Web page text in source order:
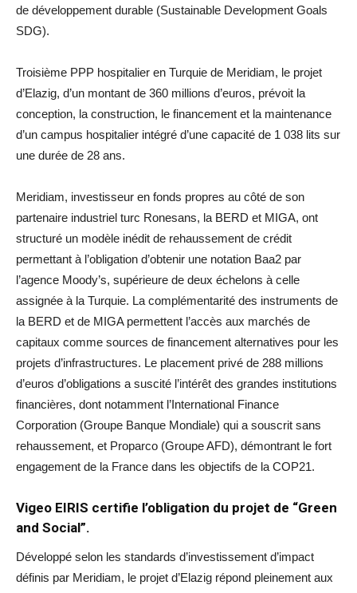
de développement durable (Sustainable Development Goals
SDG).
Troisième PPP hospitalier en Turquie de Meridiam, le projet
d’Elazig, d’un montant de 360 millions d’euros, prévoit la
conception, la construction, le financement et la maintenance
d’un campus hospitalier intégré d’une capacité de 1 038 lits sur
une durée de 28 ans.
Meridiam, investisseur en fonds propres au côté de son
partenaire industriel turc Ronesans, la BERD et MIGA, ont
structuré un modèle inédit de rehaussement de crédit
permettant à l’obligation d’obtenir une notation Baa2 par
l’agence Moody’s, supérieure de deux échelons à celle
assignée à la Turquie. La complémentarité des instruments de
la BERD et de MIGA permettent l’accès aux marchés de
capitaux comme sources de financement alternatives pour les
projets d’infrastructures. Le placement privé de 288 millions
d’euros d’obligations a suscité l’intérêt des grandes institutions
financières, dont notamment l’International Finance
Corporation (Groupe Banque Mondiale) qui a souscrit sans
rehaussement, et Proparco (Groupe AFD), démontrant le fort
engagement de la France dans les objectifs de la COP21.
Vigeo EIRIS certifie l’obligation du projet de “Green
and Social”.
Développé selon les standards d’investissement d’impact
définis par Meridiam, le projet d’Elazig répond pleinement aux